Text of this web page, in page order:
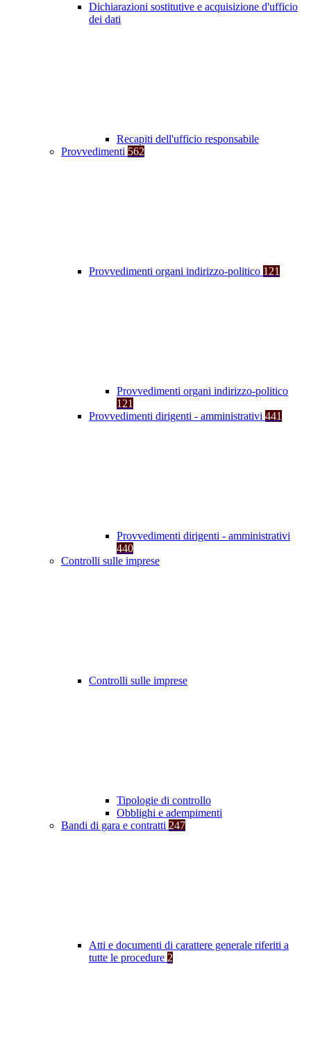
Dichiarazioni sostitutive e acquisizione d'ufficio
dei dati
Recapiti dell'ufficio responsabile
Provvedimenti 562
Provvedimenti organi indirizzo-politico 121
Provvedimenti organi indirizzo-politico
121
Provvedimenti dirigenti - amministrativi 441
Provvedimenti dirigenti - amministrativi
440
Controlli sulle imprese
Controlli sulle imprese
Tipologie di controllo
Obblighi e adempimenti
Bandi di gara e contratti 247
Atti e documenti di carattere generale riferiti a
tutte le procedure 2